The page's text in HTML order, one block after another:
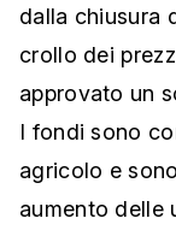
dalla chiusura
crollo dei
approvato un
I fondi sono
agricolo e
aumento delle